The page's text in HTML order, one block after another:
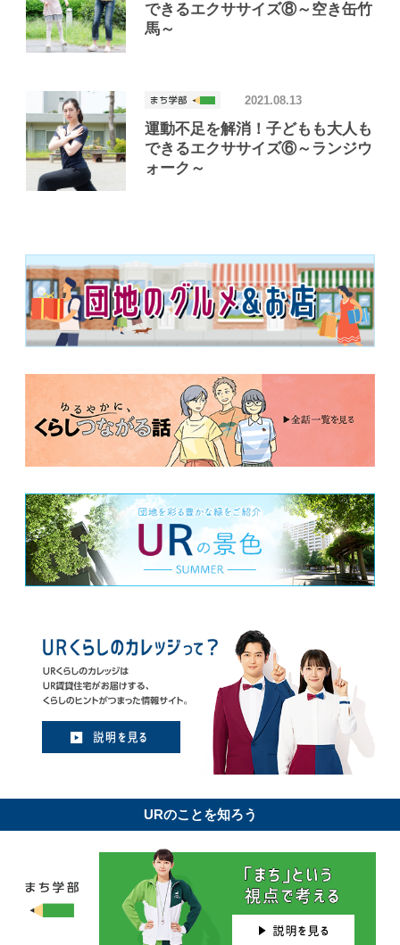
できるエクササイズ⑧～空き缶竹
馬～
運動不足を解消！子どもも大人も
できるエクササイズ⑥～ランジウ
ォーク～
2021.08.13
URのことを知ろう